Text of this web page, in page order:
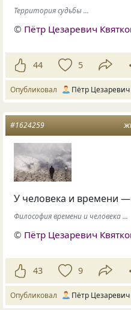
Территория судьбы ...
© Пётр Цезаревич
44 5
Опубликовал Пётр Цезаревич
#1624259
У человека и времени
Философия времени и человека ...
© Пётр Цезаревич
43 9
Опубликовал Пётр Цезаревич